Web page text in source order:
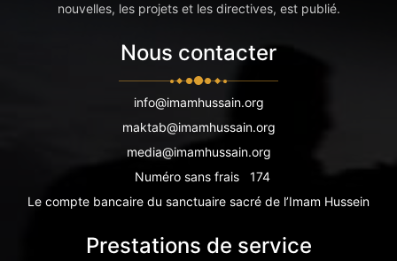
nouvelles, les projets et les directives, est publié.
Nous contacter
info@imamhussain.org
maktab@imamhussain.org
media@imamhussain.org
Numéro sans frais
174
Le compte bancaire du sanctuaire sacré de l’Imam Hussein
Prestations de service